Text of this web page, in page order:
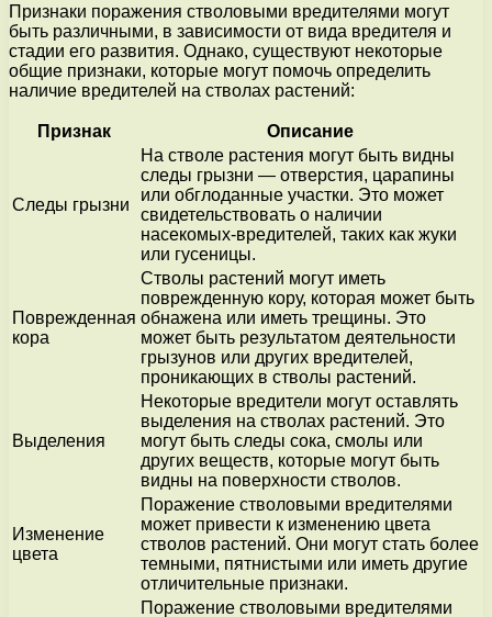
Признаки поражения стволовыми вредителями могут
быть различными, в зависимости от вида вредителя и
стадии его развития. Однако, существуют некоторые
общие признаки, которые могут помочь определить
наличие вредителей на стволах растений:
Признак Описание
Следы грызни
На стволе растения могут быть видны
следы грызни — отверстия, царапины
или обглоданные участки. Это может
свидетельствовать о наличии
насекомых-вредителей, таких как жуки
или гусеницы.
Поврежденная
кора
Стволы растений могут иметь
поврежденную кору, которая может быть
обнажена или иметь трещины. Это
может быть результатом деятельности
грызунов или других вредителей,
проникающих в стволы растений.
Выделения
Некоторые вредители могут оставлять
выделения на стволах растений. Это
могут быть следы сока, смолы или
других веществ, которые могут быть
видны на поверхности стволов.
Изменение
цвета
Поражение стволовыми вредителями
может привести к изменению цвета
стволов растений. Они могут стать более
темными, пятнистыми или иметь другие
отличительные признаки.
Поражение стволовыми вредителями